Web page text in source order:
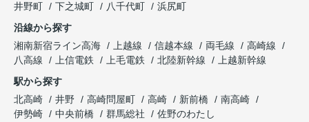
井野町
下之城町 八千代町
浜尻町
沿線から探す
湘南新宿ライン高海
上越線 信越本線 両毛線
高崎線
八高線
上信電鉄 上毛電鉄 北陸新幹線
上越新幹線
駅から探す
北高崎
井野 高崎問屋町 高崎 新前橋
南高崎
伊勢崎
中央前橋 群馬総社 佐野のわたし